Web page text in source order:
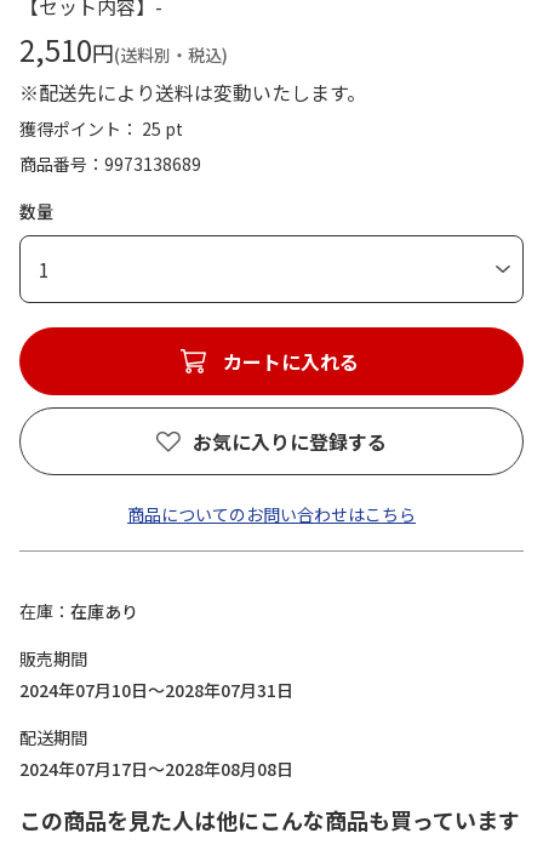
【セット内容】-
2,510円(送料別・税込)
※配送先により送料は変動いたします。
獲得ポイント： 25 pt
商品番号
9973138689
数量
1
カートに入れる
お気に入りに登録する
商品についてのお問い合わせはこちら
在庫
在庫あり
販売期間
2024年07月10日～2028年07月31日
配送期間
2024年07月17日～2028年08月08日
この商品を見た人は他にこんな商品も買っています